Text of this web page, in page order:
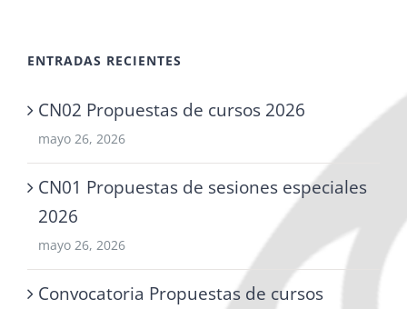
ENTRADAS RECIENTES
CN02 Propuestas de cursos 2026
mayo 26, 2026
CN01 Propuestas de sesiones especiales
2026
mayo 26, 2026
Convocatoria Propuestas de cursos